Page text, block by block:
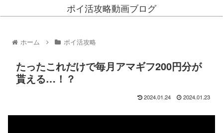
ポイ活攻略動画ブログ
ホーム ポイ活攻略
たったこれだけで毎月アマギフ200円分が
貰える…！？
2024.01.24 2024.01.23